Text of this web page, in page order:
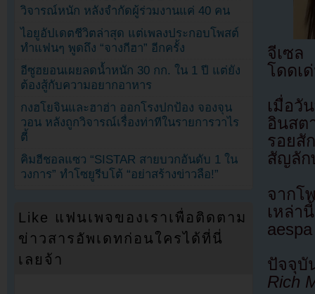
จีเซล
โดดเ
เมื่อวั
อินสต
รอยสั
สัญลัก
จากโ
เหล่
ปัจจุบั
Rich
วิจารณ์หนัก หลังจำกัดผู้ร่วมงานแค่ 40 คน
ไอยูอัปเดตชีวิตล่าสุด แต่เพลงประกอบโพสต์
ทำแฟนๆ พูดถึง “จางกีฮา” อีกครั้ง
อีซูฮยอนเผยลดน้ำหนัก 30 กก. ใน 1 ปี แต่ยัง
ต้องสู้กับความอยากอาหาร
กงฮโยจินและฮาฮ่า ออกโรงปกป้อง จองจุน
วอน หลังถูกวิจารณ์เรื่องท่าทีในรายการวาไร
ตี้
คิมฮีชอลแซว “SISTAR สายบวกอันดับ 1 ใน
วงการ” ทำโซยูรีบโต้ “อย่าสร้างข่าวลือ!”
Like แฟนเพจของเราเพื่อติดตาม
ข่าวสารอัพเดทก่อนใครได้ที่นี่
เลยจ้า